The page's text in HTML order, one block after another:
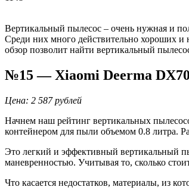
Вертикальный пылесос – очень нужная и
Среди них много действительно хороших
обзор позволит найти вертикальный
№15 — Xiaomi Deerma
Цена: 2 587 рублей
Начнем наш рейтинг вертикальных
контейнером для пыли объемом 0.8 литра.
Это легкий и эффективный вертикальный
маневренностью. Учитывая то, сколько
Что касается недостатков, материалы, из